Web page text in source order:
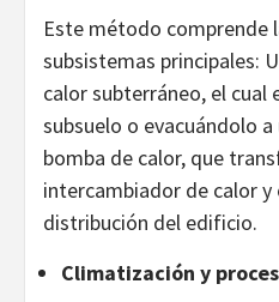
Este método comprende
subsistemas principales:
calor subterráneo, el cual
subsuelo o evacuándolo
bomba de calor, que
intercambiador de calor y
distribución del edificio.
Climatización y